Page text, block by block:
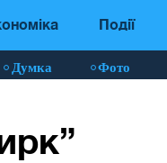
Події
Думка Фото